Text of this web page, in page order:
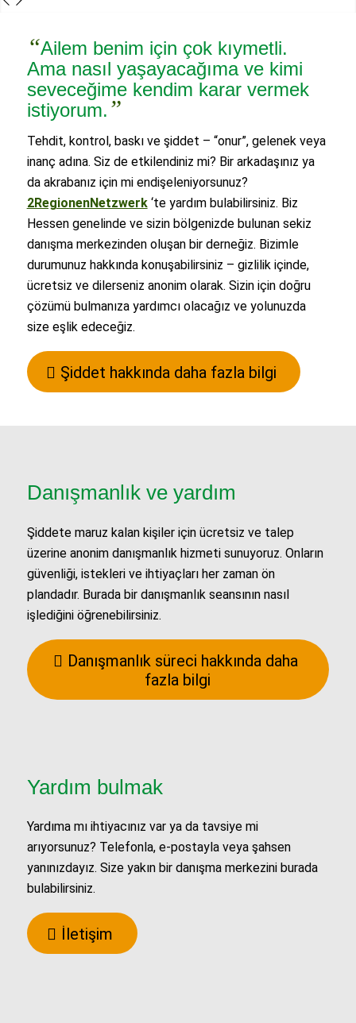
“Ailem benim için çok kıymetli.
Ama nasıl yaşayacağıma ve kimi
seveceğime kendim karar vermek
istiyorum. ”
Tehdit, kontrol, baskı ve şiddet – “onur”, gelenek veya
inanç adına. Siz de etkilendiniz mi? Bir arkadaşınız ya
da akrabanız için mi endişeleniyorsunuz?
2RegionenNetzwerk‘te yardım bulabilirsiniz. Biz
Hessen genelinde ve sizin bölgenizde bulunan sekiz
danışma merkezinden oluşan bir derneğiz. Bizimle
durumunuz hakkında konuşabilirsiniz – gizlilik içinde,
ücretsiz ve dilerseniz anonim olarak. Sizin için doğru
çözümü bulmanıza yardımcı olacağız ve yolunuzda
size eşlik edeceğiz.
Şiddet hakkında daha fazla bilgi
Danışmanlık ve yardım
Şiddete maruz kalan kişiler için ücretsiz ve talep
üzerine anonim danışmanlık hizmeti sunuyoruz. Onların
güvenliği, istekleri ve ihtiyaçları her zaman ön
plandadır. Burada bir danışmanlık seansının nasıl
işlediğini öğrenebilirsiniz.
Danışmanlık süreci hakkında daha
fazla bilgi
Yardım bulmak
Yardıma mı ihtiyacınız var ya da tavsiye mi
arıyorsunuz? Telefonla, e-postayla veya şahsen
yanınızdayız. Size yakın bir danışma merkezini burada
bulabilirsiniz.
İletişim